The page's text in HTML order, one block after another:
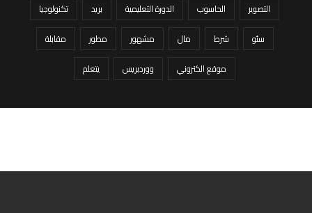
التصوير الحاسوب الدورة التعليمية بريد
تكنولوجيا
سئو
شرط مال مشهور مطور
مقابلة
موقع الكتروني
ووردبريس يتعلم